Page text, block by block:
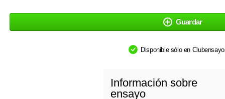
Guardar
Disponible sólo en
Información sobre
ensayo